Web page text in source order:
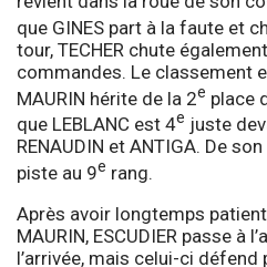
que GINES part à la faute et
tour, TECHER chute
commandes. Le classement
MAURIN hérite de la 2e place
que LEBLANC est 4e juste
RENAUDIN et ANTIGA. De
piste au 9e rang.
Après avoir longtemps
MAURIN, ESCUDIER passe à
l’arrivée, mais celui-ci